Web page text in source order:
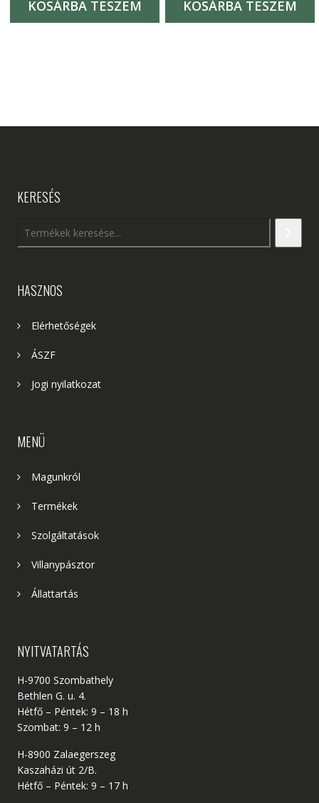
KOSÁRBA TESZEM KOSÁRBA TESZEM
KERESÉS
HASZNOS
Elérhetőségek
ÁSZF
Jogi nyilatkozat
MENÜ
Magunkról
Termékek
Szolgáltatások
Villanypásztor
Állattartás
NYITVATARTÁS
H-9700 Szombathely
Bethlen G. u. 4.
Hétfő – Péntek: 9 – 18 h
Szombat: 9 – 12 h
H-8900 Zalaegerszeg
Kaszaházi út 2/B.
Hétfő – Péntek: 9 – 17 h